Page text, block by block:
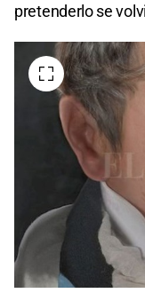
pretenderlo se